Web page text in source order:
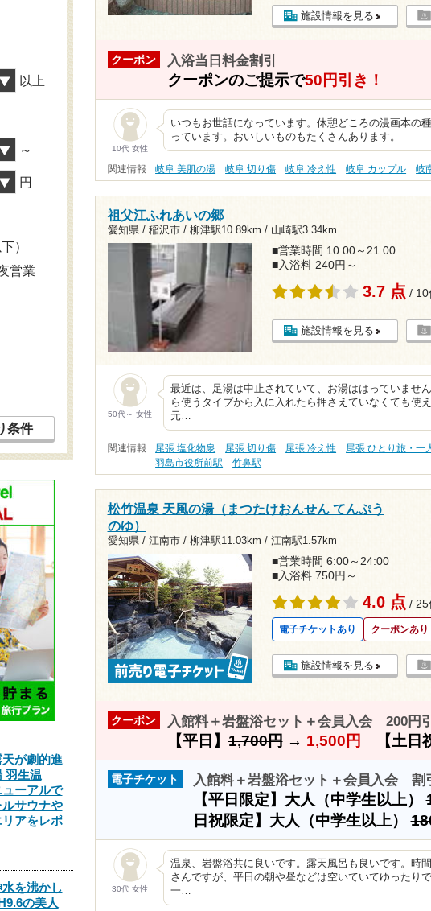
施設情報を見る
クーポン 入浴当日料金割引
クーポンのご提示で50円引き！
10代 女性
いつもお世話になっています。休憩どころの漫画本の
っています。おいしいものもたくさんあります。
関連情報 岐阜 美肌の湯 岐阜 切り傷 岐阜 冷え性 岐阜 カップル 岐
祖父江ふれあいの郷
愛知県 / 稲沢市 / 柳津駅10.89km / 山崎駅3.34km
■営業時間 10:00～21:00
■入浴料 240円～
3.7 点 / 10
施設情報を見る
50代～ 女性
最近は、足湯は中止されていて、お湯ははっていませ
ら使うタイプから入に入れたら押さえていなくても使
元…
関連情報 尾張 塩化物泉 尾張 切り傷 尾張 冷え性 尾張 ひとり旅・一
羽島市役所前駅
竹鼻駅
松竹温泉 天風の湯（まつたけおんせん てんぷう
のゆ）
愛知県 / 江南市 / 柳津駅11.03km / 江南駅1.57km
■営業時間 6:00～24:00
■入浴料 750円～
4.0 点 / 25
電子チケットあり クーポンあり
施設情報を見る
クーポン 入館料＋岩盤浴セット＋会員入会 200円
【平日】1,700円→ 1,500円 【土日
電子チケット 入館料＋岩盤浴セット＋会員入会 割
【平日限定】大人（中学生以上）
日祝限定】大人（中学生以上）
30代 女性
温泉、岩盤浴共に良いです。露天風呂も良いです。時
さんですが、平日の朝や昼などは空いていてゆったり
一…
以上
～
円
）
営業
条件
が劇的進
羽生温
ーアルで
サウナや
アをレポ
を沸かし
の美人